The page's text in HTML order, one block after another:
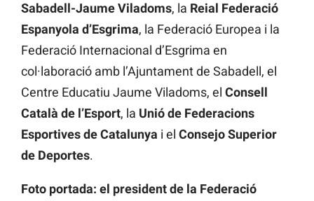
Sabadell-Jaume Viladoms, la Reial Federació
Espanyola d’Esgrima, la Federació Europea i la
Federació Internacional d’Esgrima en
col·laboració amb l’Ajuntament de Sabadell, el
Centre Educatiu Jaume Viladoms, el Consell
Català de l’Esport, la Unió de Federacions
Esportives de Catalunya i el Consejo Superior
de Deportes.
Foto portada: el president de la Federació